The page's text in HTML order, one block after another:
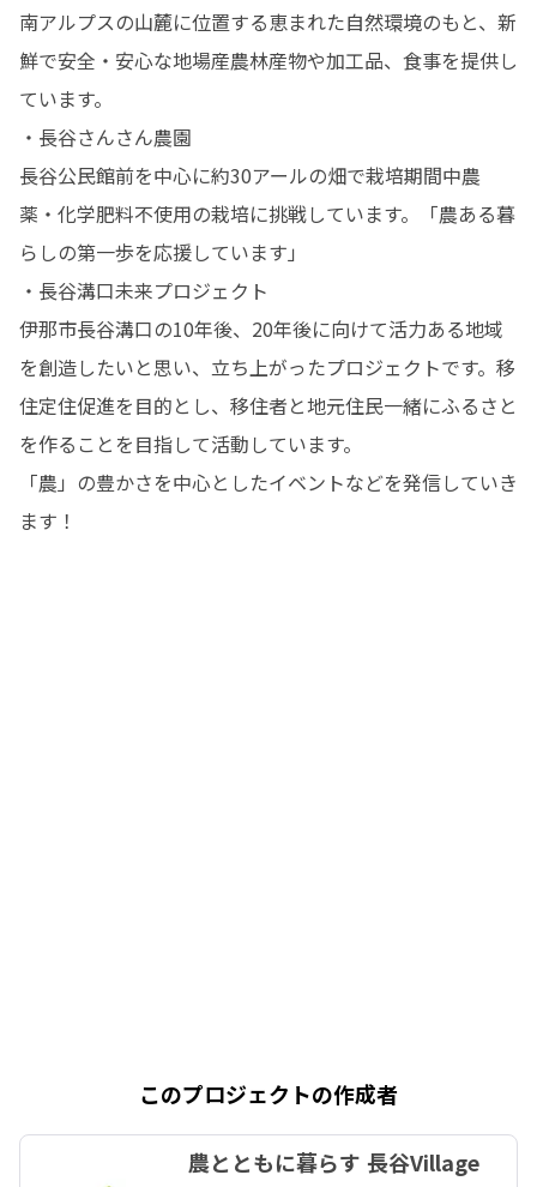
南アルプスの山麓に位置する恵まれた自然環境のもと、新
鮮で安全・安心な地場産農林産物や加工品、食事を提供し
ています。
・長谷さんさん農園
長谷公民館前を中心に約30アールの畑で栽培期間中農
薬・化学肥料不使用の栽培に挑戦しています。「農ある暮
らしの第一歩を応援しています」
・長谷溝口未来プロジェクト
伊那市長谷溝口の10年後、20年後に向けて活力ある地域
を創造したいと思い、立ち上がったプロジェクトです。移
住定住促進を目的とし、移住者と地元住民一緒にふるさと
を作ることを目指して活動しています。
「農」の豊かさを中心としたイベントなどを発信していき
ます！
このプロジェクトの作成者
農とともに暮らす 長谷Village